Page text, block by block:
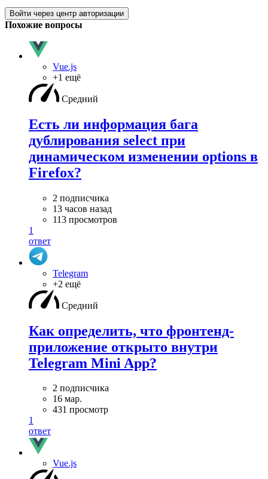
Войти через центр авторизации
Похожие вопросы
Vue.js
+1 ещё
Средний
Есть ли информация бага
дублирования select при
динамическом изменении options в
Firefox?
2 подписчика
13 часов назад
113 просмотров
1
ответ
Telegram
+2 ещё
Средний
Как определить, что фронтенд-
приложение открыто внутри
Telegram Mini App?
2 подписчика
16 мар.
431 просмотр
1
ответ
Vue.js